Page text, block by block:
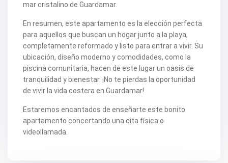
mar cristalino de Guardamar.
En resumen, este apartamento es la elección perfecta
para aquellos que buscan un hogar junto a la playa,
completamente reformado y listo para entrar a vivir. Su
ubicación, diseño moderno y comodidades, como la
piscina comunitaria, hacen de este lugar un oasis de
tranquilidad y bienestar. ¡No te pierdas la oportunidad
de vivir la vida costera en Guardamar!
Estaremos encantados de enseñarte este bonito
apartamento concertando una cita física o
videollamada.